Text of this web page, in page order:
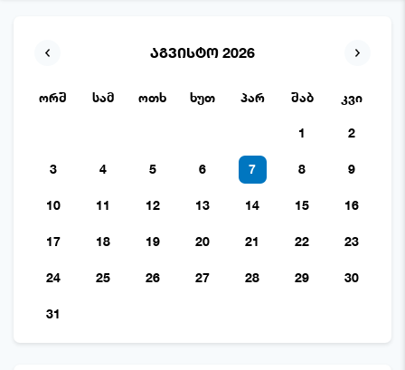
აგვისტო 2026
ორშ სამ ოთხ ხუთ პარ შაბ კვი
1 2
3 4 5 6 7 8 9
10 11 12 13 14 15 16
17 18 19 20 21 22 23
24 25 26 27 28 29 30
31